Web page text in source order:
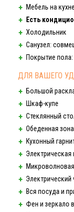
Мебель на кухне
Есть
Холодильник
Санузел:
Покрытие
ДЛЯ ВАШЕГО
Большой
Шкаф-купе
Стеклянный
Обеденная
Кухонный
Электрическая
Электрический
Вся посуда и
Фен и зеркало